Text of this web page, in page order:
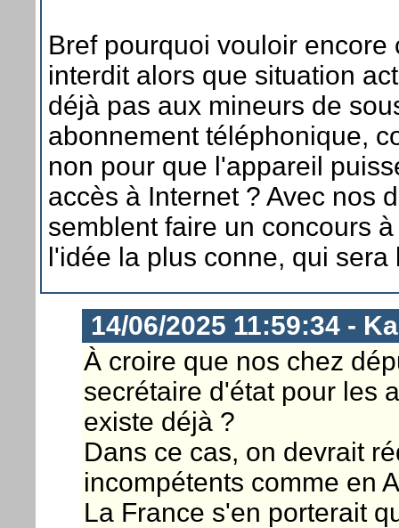
Bref pourquoi vouloir encore
interdit alors que situation
déjà pas aux mineurs de
abonnement téléphonique,
non pour que l'appareil
accès à Internet ? Avec nos
semblent faire un concours
l'idée la plus conne, qui sera
14/06/2025 11:59:34 -
À croire que nos chez
secrétaire d'état pour les
existe déjà ?
Dans ce cas, on devrait
incompétents comme en
La France s'en porterait